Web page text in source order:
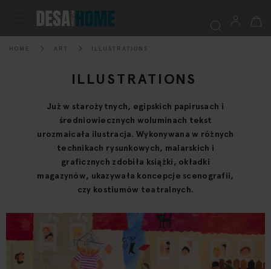
My
HOME ART ILLUSTRATIONS
ILLUSTRATIONS
Już w starożytnych, egipskich papirusach i
średniowiecznych woluminach tekst
urozmaicała ilustracja. Wykonywana w różnych
technikach rysunkowych, malarskich i
graficznych zdobiła książki, okładki
magazynów, ukazywała koncepcje scenografii,
czy kostiumów teatralnych.